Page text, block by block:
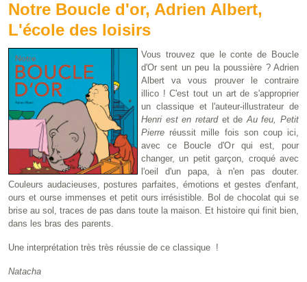
Notre Boucle d'or, Adrien Albert,
L'école des loisirs
Vous trouvez que le conte de Boucle
d'Or sent un peu la poussière ? Adrien
Albert va vous prouver le contraire
illico ! C'est tout un art de s'approprier
un classique et l'auteur-illustrateur de
Henri est en retardet deAu feu, Petit
Pierre réussit mille fois son coup ici,
avec ce Boucle d'Or qui est, pour
changer, un petit garçon, croqué avec
l'oeil d'un papa, à n'en pas douter.
Couleurs audacieuses, postures parfaites, émotions et gestes d'enfant,
ours et ourse immenses et petit ours irrésistible. Bol de chocolat qui se
brise au sol, traces de pas dans toute la maison. Et histoire qui finit bien,
dans les bras des parents.
Une interprétation très très réussie de ce classique !
Natacha